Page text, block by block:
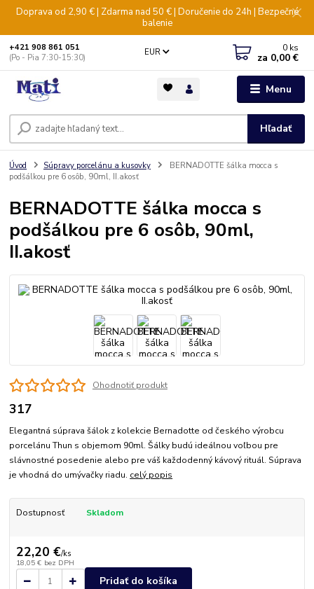
Doprava od 2,90 € | Zdarma nad 50 € | Doručenie do 24h | Bezpečné
balenie
Menu
EUR
Hľadať
+421 908 861 051
(Po - Pia 7:30-15:30)
0 ks
za 0,00 €
Úvod Súpravy porcelánu a kusovky
BERNADOTTE šálka mocca s
podšálkou pre 6 osôb, 90ml, II.akosť
BERNADOTTE šálka mocca s
podšálkou pre 6 osôb, 90ml,
II.akosť
Ohodnotiť produkt
317
Elegantná súprava šálok z kolekcie Bernadotte od českého výrobcu
porcelánu Thun s objemom 90ml. Šálky budú ideálnou voľbou pre
slávnostné posedenie alebo pre váš každodenný kávový rituál. Súprava
je vhodná do umývačky riadu. celý popis
Dostupnosť Skladom
22,20 €/ks
18,05 € bez DPH
Pridať do košíka